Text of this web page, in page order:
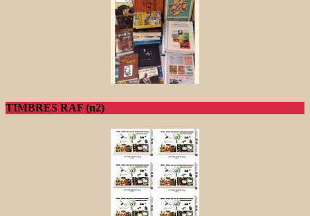
TIMBRES RAF (n2)